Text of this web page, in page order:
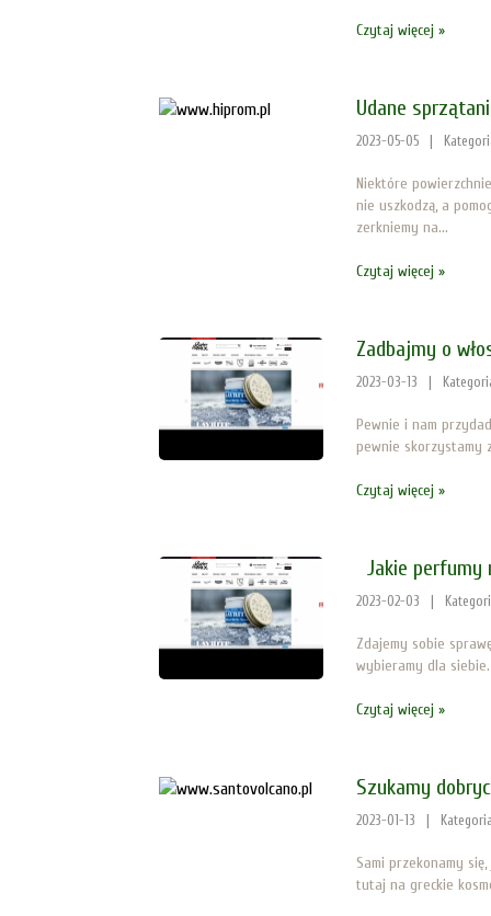
Czytaj więcej »
Udane
2023-05-05
Niektóre
nie uszkodzą, a
zerkniemy na...
Czytaj więcej »
Zadbajmy o
2023-03-13
Pewnie i nam
pewnie skorzystamy
Czytaj więcej »
Jakie perfumy
2023-02-03
Zdajemy sobie
wybieramy dla
Czytaj więcej »
Szukamy
2023-01-13
Sami przekonamy
tutaj na greckie